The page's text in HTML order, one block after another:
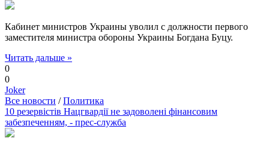
Кабинет министров Украины уволил с должности первого
заместителя министра обороны Украины Богдана Буцу.
Читать дальше »
0
0
Joker
Все новости /Политика
10 резервістів Нацгвардії не задоволені фінансовим
забезпеченням, - прес-служба